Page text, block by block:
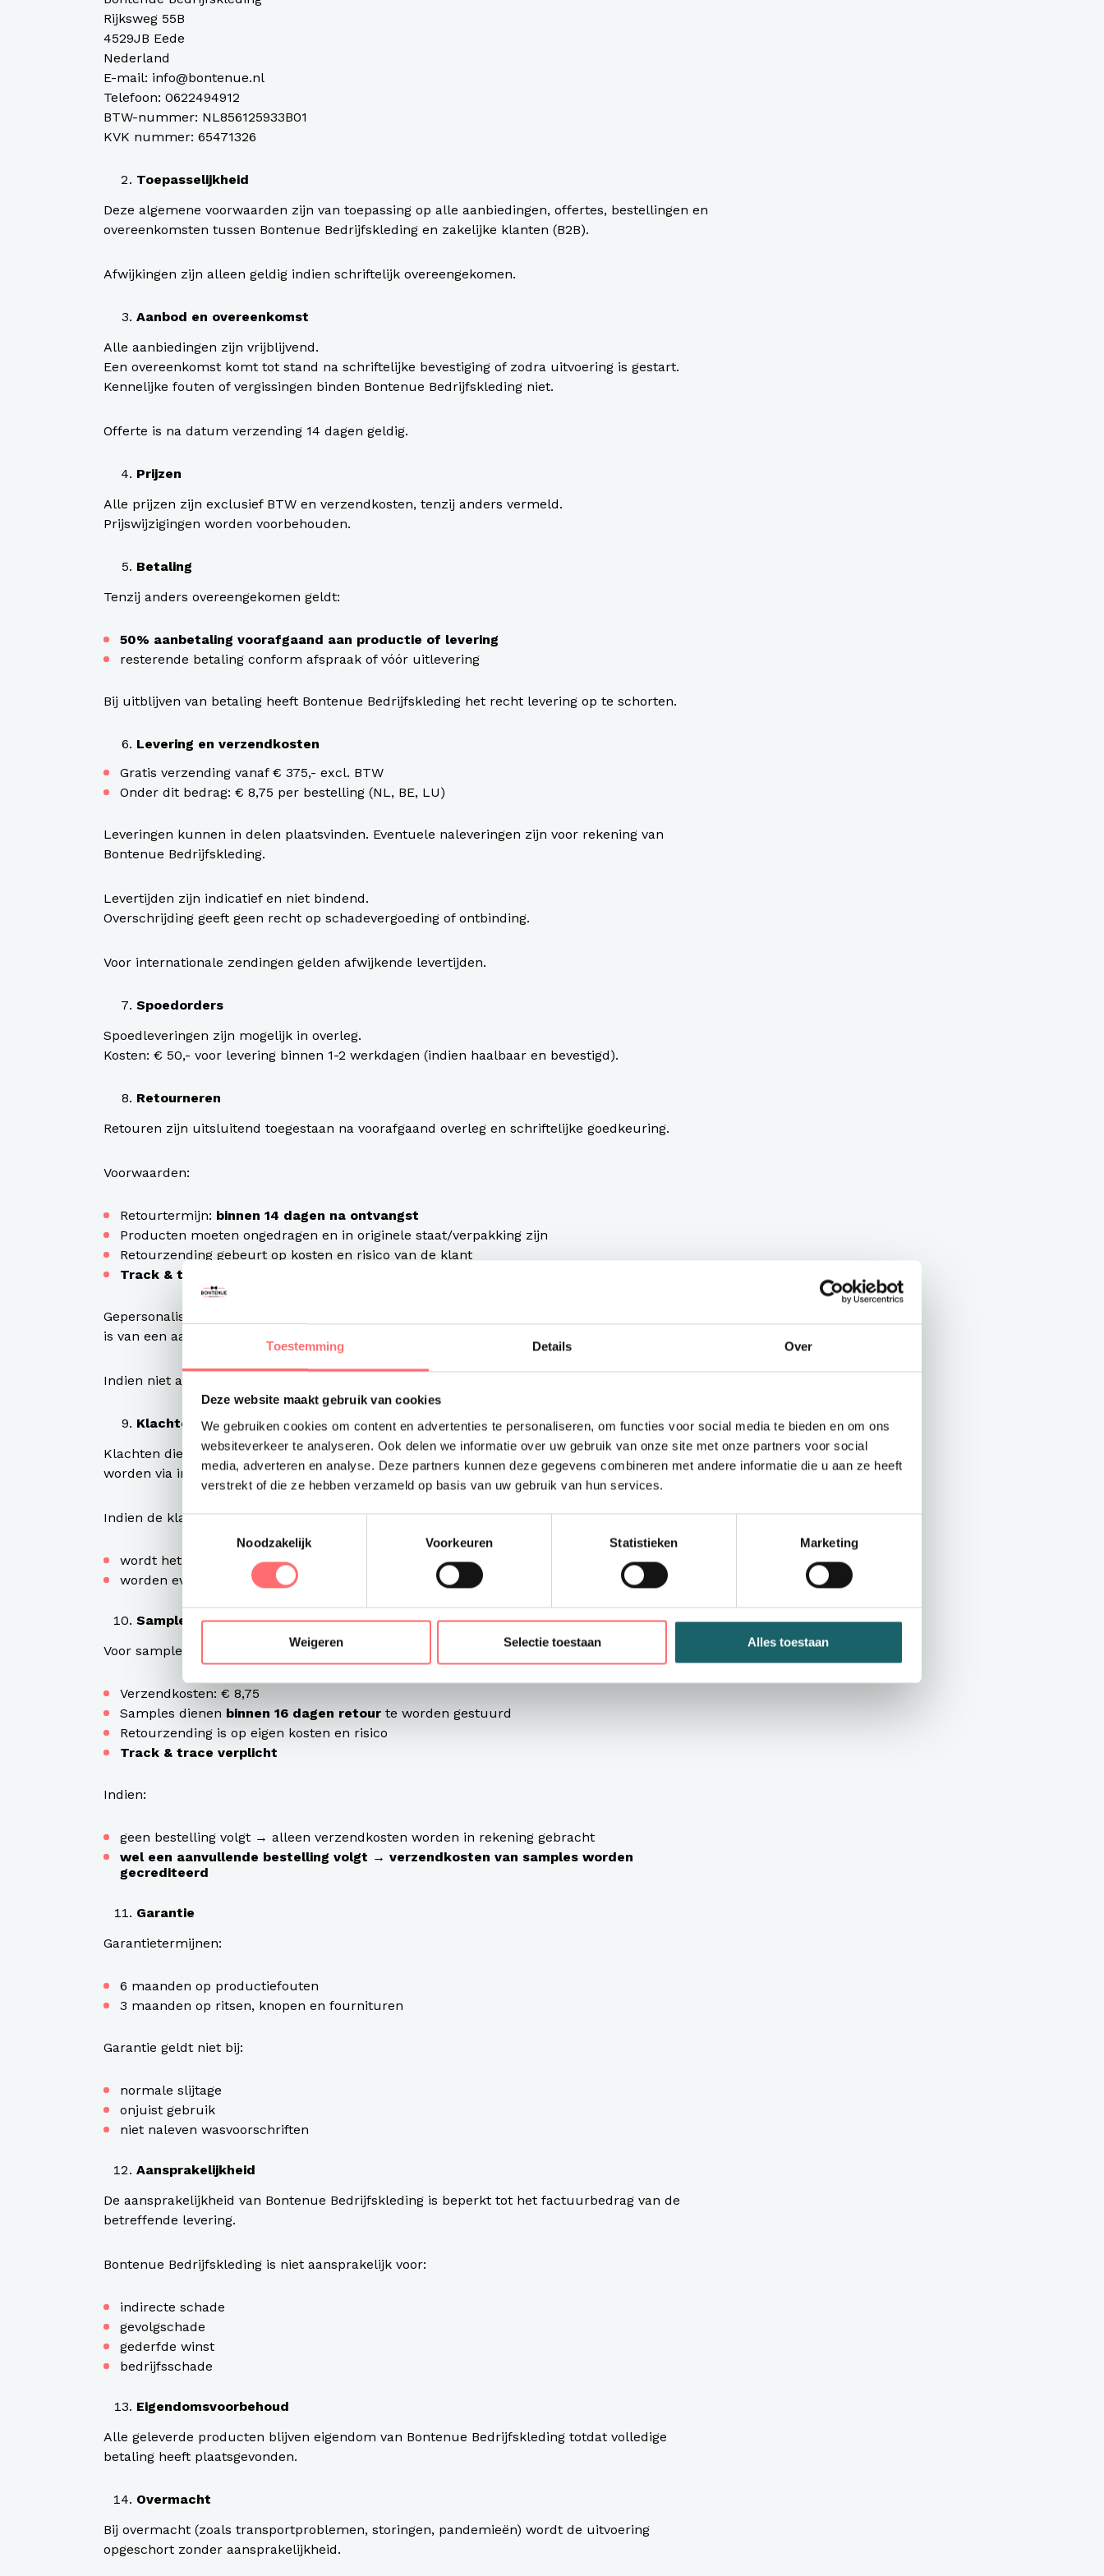
Toestemming Details Over
Deze website maakt gebruik van cookies
We gebruiken cookies om content en advertenties te personaliseren, om functies voor social media te bieden en om ons
websiteverkeer te analyseren. Ook delen we informatie over uw gebruik van onze site met onze partners voor social
media, adverteren en analyse. Deze partners kunnen deze gegevens combineren met andere informatie die u aan ze heeft
verstrekt of die ze hebben verzameld op basis van uw gebruik van hun services.
Toestemmingsselectie
Noodzakelijk
Voorkeuren Statistieken Marketing
Weigeren Selectie toestaan Alles toestaan
Rijksweg 55B
4529JB Eede
Nederland
E-mail: info@bontenue.nl
Telefoon: 0622494912
BTW-nummer: NL856125933B01
KVK nummer: 65471326
Toepasselijkheid
Deze algemene voorwaarden zijn van toepassing op alle aanbiedingen, offertes, bestellingen en
overeenkomsten tussen Bontenue Bedrijfskleding en zakelijke klanten (B2B).
Afwijkingen zijn alleen geldig indien schriftelijk overeengekomen.
Aanbod en overeenkomst
Alle aanbiedingen zijn vrijblijvend.
Een overeenkomst komt tot stand na schriftelijke bevestiging of zodra uitvoering is gestart.
Kennelijke fouten of vergissingen binden Bontenue Bedrijfskleding niet.
Offerte is na datum verzending 14 dagen geldig.
Prijzen
Alle prijzen zijn exclusief BTW en verzendkosten, tenzij anders vermeld.
Prijswijzigingen worden voorbehouden.
Betaling
Tenzij anders overeengekomen geldt:
50% aanbetaling voorafgaand aan productie of levering
resterende betaling conform afspraak of vóór uitlevering
Bij uitblijven van betaling heeft Bontenue Bedrijfskleding het recht levering op te schorten.
Levering en verzendkosten
Gratis verzending vanaf € 375,- excl. BTW
Onder dit bedrag: € 8,75 per bestelling (NL, BE, LU)
Leveringen kunnen in delen plaatsvinden. Eventuele naleveringen zijn voor rekening van
Bontenue Bedrijfskleding.
Levertijden zijn indicatief en niet bindend.
Overschrijding geeft geen recht op schadevergoeding of ontbinding.
Voor internationale zendingen gelden afwijkende levertijden.
Spoedorders
Spoedleveringen zijn mogelijk in overleg.
Kosten: € 50,- voor levering binnen 1-2 werkdagen (indien haalbaar en bevestigd).
Retourneren
Retouren zijn uitsluitend toegestaan na voorafgaand overleg en schriftelijke goedkeuring.
Voorwaarden:
Retourtermijn: binnen 14 dagen na ontvangst
Producten moeten ongedragen en in originele staat/verpakking zijn
Retourzending gebeurt op kosten en risico van de klant
Track & trace is verplicht bij iedere retourzending
Gepersonaliseerde artikelen (zoals bedrukte kleding) worden niet retour genomen, tenzij sprake
is van een aantoonbare productiefout.
Indien niet aan de retourvoorwaarden wordt voldaan, blijft de betalingsverplichting bestaan.
Klachten
Klachten dienen binnen redelijke termijn, uiterlijk binnen 14 dagen na constatering, gemeld te
worden via info@bontenue.nl.
Indien de klacht gegrond is:
wordt het product gerepareerd, vervangen of gecrediteerd
worden eventuele verzendkosten vergoed
Sampleservice
Voor samples gelden de volgende voorwaarden:
Verzendkosten: € 8,75
Samples dienen binnen 16 dagen retour te worden gestuurd
Retourzending is op eigen kosten en risico
Track & trace verplicht
Indien:
geen bestelling volgt → alleen verzendkosten worden in rekening gebracht
wel een aanvullende bestelling volgt → verzendkosten van samples worden
gecrediteerd
Garantie
Garantietermijnen:
6 maanden op productiefouten
3 maanden op ritsen, knopen en fournituren
Garantie geldt niet bij:
normale slijtage
onjuist gebruik
niet naleven wasvoorschriften
Aansprakelijkheid
De aansprakelijkheid van Bontenue Bedrijfskleding is beperkt tot het factuurbedrag van de
betreffende levering.
Bontenue Bedrijfskleding is niet aansprakelijk voor:
indirecte schade
gevolgschade
gederfde winst
bedrijfsschade
Eigendomsvoorbehoud
Alle geleverde producten blijven eigendom van Bontenue Bedrijfskleding totdat volledige
betaling heeft plaatsgevonden.
Overmacht
Bij overmacht (zoals transportproblemen, storingen, pandemieën) wordt de uitvoering
opgeschort zonder aansprakelijkheid.